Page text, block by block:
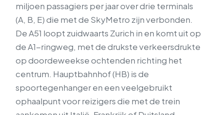
miljoen passagiers per jaar over drie terminals
(A, B, E) die met de SkyMetro zijn verbonden.
De A51 loopt zuidwaarts Zurich in en komt uit op
de A1-ringweg, met de drukste verkeersdrukte
op doordeweekse ochtenden richting het
centrum. Hauptbahnhof (HB) is de
spoortegenhanger en een veelgebruikt
ophaalpunt voor reizigers die met de trein